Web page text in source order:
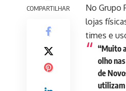
COMPARTILHAR
No Grupo
lojas
times e
“Muito
olho
de
utilizam